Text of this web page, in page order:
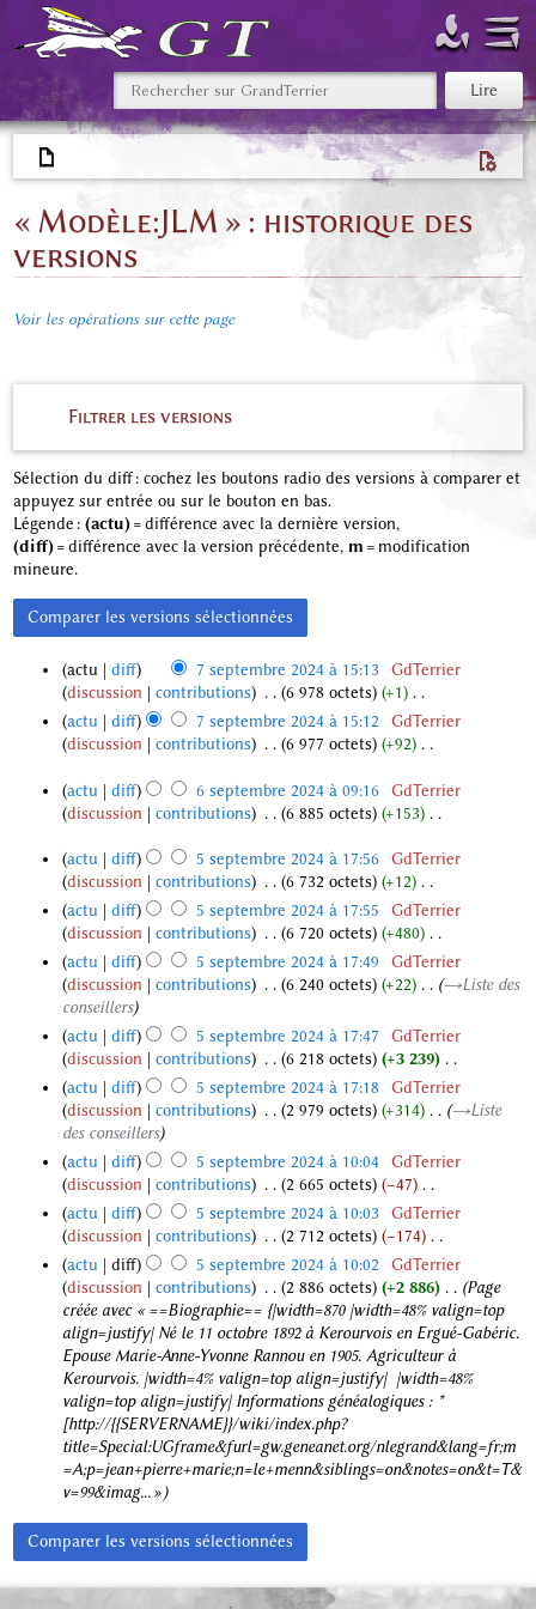
« Modèle:JLM » : historique des
versions
Voir les opérations sur cette page
Filtrer les versions
Sélection du diff : cochez les boutons radio des versions à comparer et
appuyez sur entrée ou sur le bouton en bas.
Légende : (actu)= différence avec la dernière version,
(diff)= différence avec la version précédente, m = modification
mineure.
actu diff 7 septembre 2024 à 15:13
GdTerrier
discussion
contributions 6 978 octets +1 ‎
A
u
u
n
r
é
s
u
m
é
d
e
s
m
o
d
i
f
c
a
t
i
o
n
s
actu diff 7 septembre 2024 à 15:12‎ GdTerrier
discussion
contributions 6 977 octets +92 ‎
u
c
n
r
é
s
u
m
é
d
e
s
m
o
d
i
f
i
c
a
t
i
o
n
s
actu diff 6 septembre 2024 à 09:16‎ GdTerrier
discussion
contributions 6 885 octets +153 ‎
u
c
u
n
r
é
s
u
m
é
d
e
s
m
o
d
i
f
i
c
a
t
i
o
n
s
actu diff 5 septembre 2024 à 17:56‎ GdTerrier
discussion
contributions 6 732 octets +12 ‎
A
u
u
n
r
é
s
u
m
é
d
e
s
m
o
d
i
f
i
c
a
t
i
o
n
s
actu diff 5 septembre 2024 à 17:55
GdTerrier
discussion
contributions 6 720 octets +480 ‎
A
u
c
n
r
é
s
u
m
é
d
e
s
m
o
d
i
f
i
c
a
t
i
o
n
s
actu diff 5 septembre 2024 à 17:49
GdTerrier
discussion
contributions 6 240 octets +22 ‎
→‎Liste des
conseillers
actu
diff 5 septembre 2024 à 17:47
GdTerrier
discussion
contributions 6 218 octets +3 239 ‎
A
u
c
n
r
é
s
u
m
é
d
e
s
m
o
d
i
f
c
a
t
actu diff 5 septembre 2024 à 17:18‎ GdTerrier
discussion
contributions 2 979 octets +314 ‎
→‎Liste
des conseillers
actu
diff 5 septembre 2024 à 10:04‎ GdTerrier
discussion
contributions 2 665 octets −47 ‎
A
u
u
n
r
é
s
u
m
é
d
s
m
o
i
actu diff 5 septembre 2024 à 10:03
GdTerrier
discussion
contributions 2 712 octets −174 ‎
A
u
c
u
n
r
é
s
u
é
s
actu diff 5 septembre 2024 à 10:02‎ GdTerrier
discussion
contributions 2 886 octets +2 886 ‎
Page
créée avec « ==Biographie== {|width=870 |width=48% valign=top
align=justify| Né le 11 octobre 1892 à Kerourvois en Ergué-Gabéric.
Epouse Marie-Anne-Yvonne Rannou en 1905. Agriculteur à
Kerourvois. |width=4% valign=top align=justify| |width=48%
valign=top align=justify| Informations généalogiques : *
[http://{{SERVERNAME}}/wiki/index.php?
title=Special:UGframe&furl=gw.geneanet.org/nlegrand&lang=fr;m
=A;p=jean+pierre+marie;n=le+menn&siblings=on&notes=on&t=T&
v=99&imag... »